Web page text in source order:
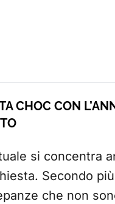
CHOC CON
si concentra
Secondo
che non